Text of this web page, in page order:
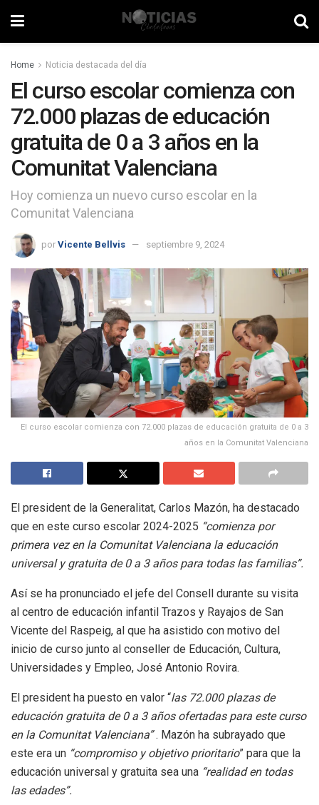
Home Noticia destacada del día
El curso escolar comienza con
72.000 plazas de educación
gratuita de 0 a 3 años en la
Comunitat Valenciana
Hoy comienza un nuevo curso escolar en la
Comunitat Valenciana
por Vicente Bellvis septiembre 9, 2024
El curso escolar comienza con 72.000 plazas de educación gratuita de 0 a 3
años en la Comunitat Valenciana
El president de la Generalitat, Carlos Mazón, ha destacado
que en este curso escolar 2024-2025 “comienza por
primera vez en la Comunitat Valenciana la educación
universal y gratuita de 0 a 3 años para todas las familias”.
Así se ha pronunciado el jefe del Consell durante su visita
al centro de educación infantil Trazos y Rayajos de San
Vicente del Raspeig, al que ha asistido con motivo del
inicio de curso junto al conseller de Educación, Cultura,
Universidades y Empleo, José Antonio Rovira.
El president ha puesto en valor “las 72.000 plazas de
educación gratuita de 0 a 3 años ofertadas para este curso
en la Comunitat Valenciana”. Mazón ha subrayado que
este era un “compromiso y objetivo prioritario” para que la
educación universal y gratuita sea una “realidad en todas
las edades”.